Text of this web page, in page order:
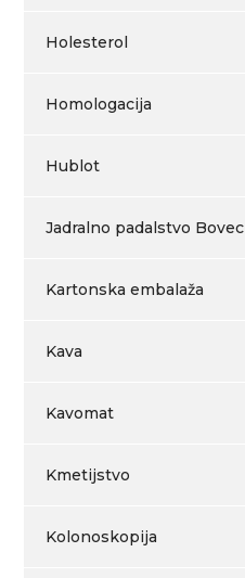
Holesterol
Homologacija
Hublot
Jadralno padalstvo Bovec
Kartonska embalaža
Kava
Kavomat
Kmetijstvo
Kolonoskopija